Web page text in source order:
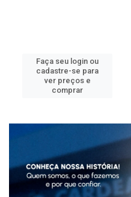
Faça seu login ou
cadastre-se para
ver preços e
comprar